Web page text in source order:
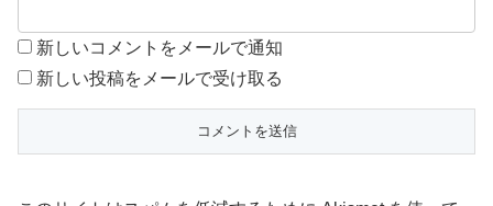
新しいコメントをメールで通知
新しい投稿をメールで受け取る